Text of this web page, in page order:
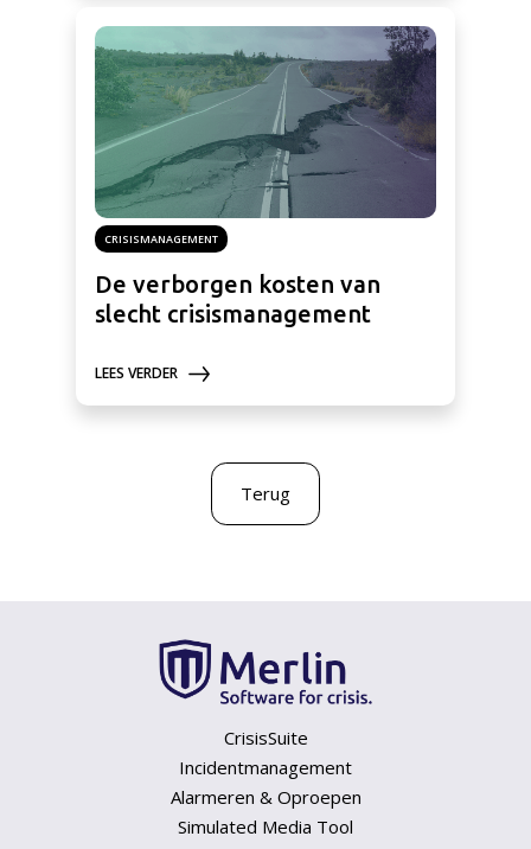
CRISISMANAGEMENT
De verborgen kosten van
slecht crisismanagement
LEES VERDER
Terug
CrisisSuite
Incidentmanagement
Alarmeren & Oproepen
Simulated Media Tool